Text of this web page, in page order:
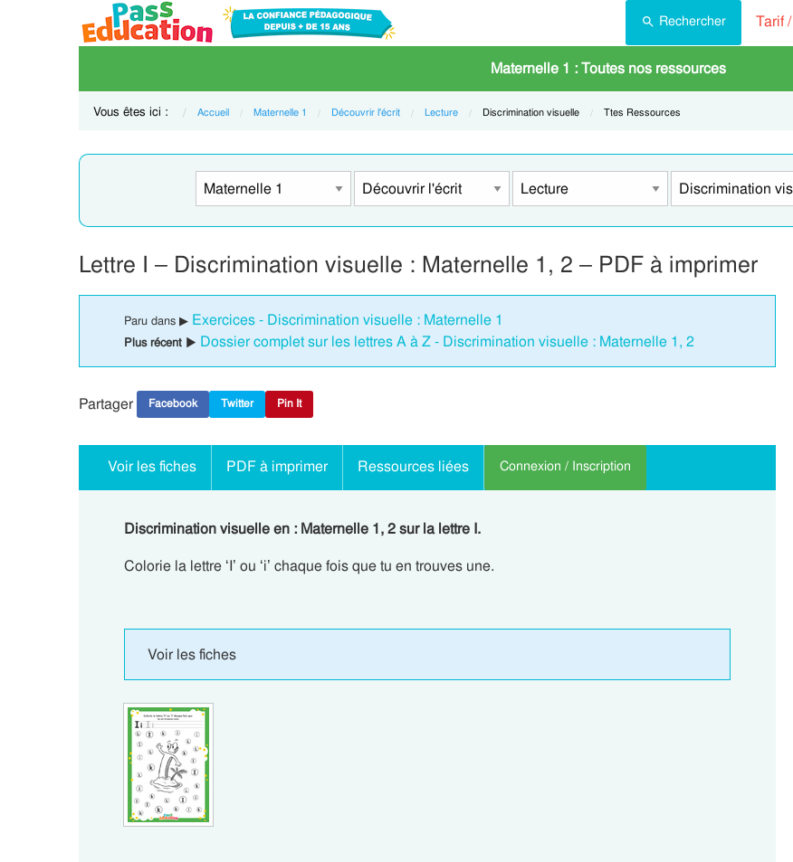
Rechercher Tarif /
Maternelle 1 : Toutes nos ressources
Vous êtes ici : Accueil Maternelle 1 Découvrir l'écrit Lecture Current:
Discrimination visuelle Current:
Ttes Ressources
Lettre I – Discrimination visuelle : Maternelle 1, 2 – PDF à imprimer
Paru dans ▶ Exercices - Discrimination visuelle : Maternelle 1
Plus récent ▶ Dossier complet sur les lettres A à Z - Discrimination visuelle : Maternelle 1, 2
Partager Facebook Twitter Pin It
Voir les fiches PDF à imprimer Ressources liées Connexion / Inscription
Discrimination visuelle en : Maternelle 1, 2 sur la lettre I.
Colorie la lettre ‘I’ ou ‘i’ chaque fois que tu en trouves une.
Voir les fiches